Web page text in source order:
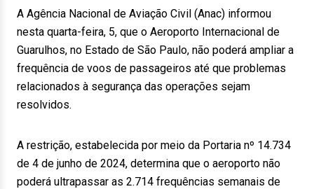
A Agência Nacional de Aviação Civil (Anac) informou
nesta quarta-feira, 5, que o Aeroporto Internacional de
Guarulhos, no Estado de São Paulo, não poderá ampliar a
frequência de voos de passageiros até que problemas
relacionados à segurança das operações sejam
resolvidos.
A restrição, estabelecida por meio da Portaria nº 14.734
de 4 de junho de 2024, determina que o aeroporto não
poderá ultrapassar as 2.714 frequências semanais de